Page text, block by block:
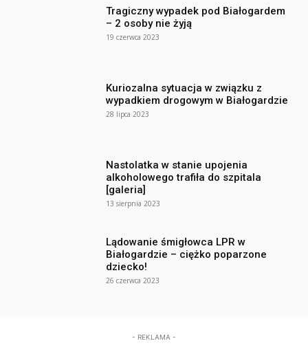
Tragiczny wypadek pod Białogardem
– 2 osoby nie żyją
19 czerwca 2023
Kuriozalna sytuacja w związku z
wypadkiem drogowym w Białogardzie
28 lipca 2023
Nastolatka w stanie upojenia
alkoholowego trafiła do szpitala
[galeria]
13 sierpnia 2023
Lądowanie śmigłowca LPR w
Białogardzie – ciężko poparzone
dziecko!
26 czerwca 2023
- REKLAMA -